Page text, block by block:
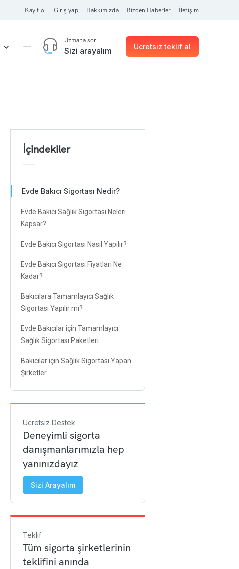
Kayıt ol Giriş yap Hakkımızda Bizden Haberler İletişim
Uzmana sor
Sizi arayalım Ücretsiz teklif al
İçindekiler
Evde Bakıcı Sigortası Nedir?
Evde Bakıcı Sağlık Sigortası Neleri
Kapsar?
Evde Bakıcı Sigortası Nasıl Yapılır?
Evde Bakıcı Sigortası Fiyatları Ne
Kadar?
Bakıcılara Tamamlayıcı Sağlık
Sigortası Yapılır mı?
Evde Bakıcılar için Tamamlayıcı
Sağlık Sigortası Paketleri
Bakıcılar için Sağlık Sigortası Yapan
Şirketler
Ücretsiz Destek
Deneyimli sigorta
danışmanlarımızla hep
yanınızdayız
Sizi Arayalım
Teklif
Tüm sigorta şirketlerinin
teklifini anında